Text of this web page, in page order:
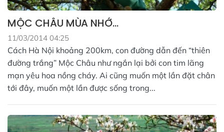
MỘC CHÂU MÙA NHỚ…
11/03/2014 04:25
Cách Hà Nội khoảng 200km, con đường dẫn đến “thiên
đường trắng” Mộc Châu như ngắn lại bởi con tim lãng
mạn yêu hoa nồng cháy. Ai cũng muốn một lần đặt chân
tới đây, muốn một lần được sống trong...